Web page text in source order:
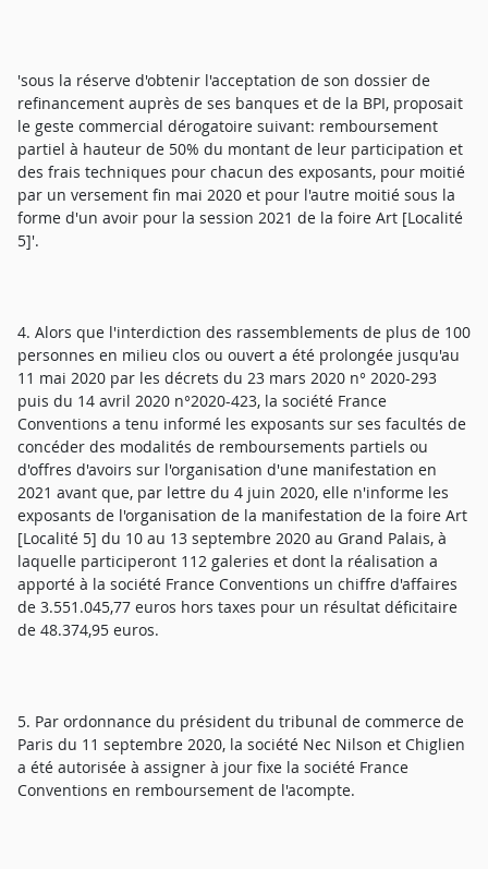
'sous la réserve d'obtenir l'acceptation de son dossier de
refinancement auprès de ses banques et de la BPI, proposait
le geste commercial dérogatoire suivant: remboursement
partiel à hauteur de 50% du montant de leur participation et
des frais techniques pour chacun des exposants, pour moitié
par un versement fin mai 2020 et pour l'autre moitié sous la
forme d'un avoir pour la session 2021 de la foire Art [Localité
5]'.
4. Alors que l'interdiction des rassemblements de plus de 100
personnes en milieu clos ou ouvert a été prolongée jusqu'au
11 mai 2020 par les décrets du 23 mars 2020 n° 2020-293
puis du 14 avril 2020 n°2020-423, la société France
Conventions a tenu informé les exposants sur ses facultés de
concéder des modalités de remboursements partiels ou
d'offres d'avoirs sur l'organisation d'une manifestation en
2021 avant que, par lettre du 4 juin 2020, elle n'informe les
exposants de l'organisation de la manifestation de la foire Art
[Localité 5] du 10 au 13 septembre 2020 au Grand Palais, à
laquelle participeront 112 galeries et dont la réalisation a
apporté à la société France Conventions un chiffre d'affaires
de 3.551.045,77 euros hors taxes pour un résultat déficitaire
de 48.374,95 euros.
5. Par ordonnance du président du tribunal de commerce de
Paris du 11 septembre 2020, la société Nec Nilson et Chiglien
a été autorisée à assigner à jour fixe la société France
Conventions en remboursement de l'acompte.